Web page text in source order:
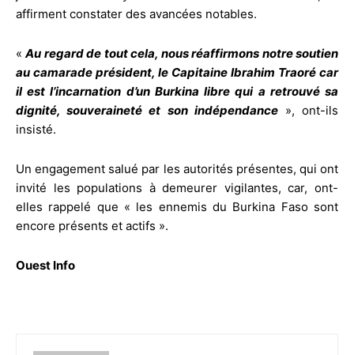
affirment constater des avancées notables.
«Au regard de tout cela, nous réaffirmons notre soutien
au camarade président, le Capitaine Ibrahim Traoré car
il est l’incarnation d’un Burkina libre qui a retrouvé sa
dignité, souveraineté et son indépendance», ont-ils
insisté.
Un engagement salué par les autorités présentes, qui ont
invité les populations à demeurer vigilantes, car, ont-
elles rappelé que « les ennemis du Burkina Faso sont
encore présents et actifs ».
Ouest Info